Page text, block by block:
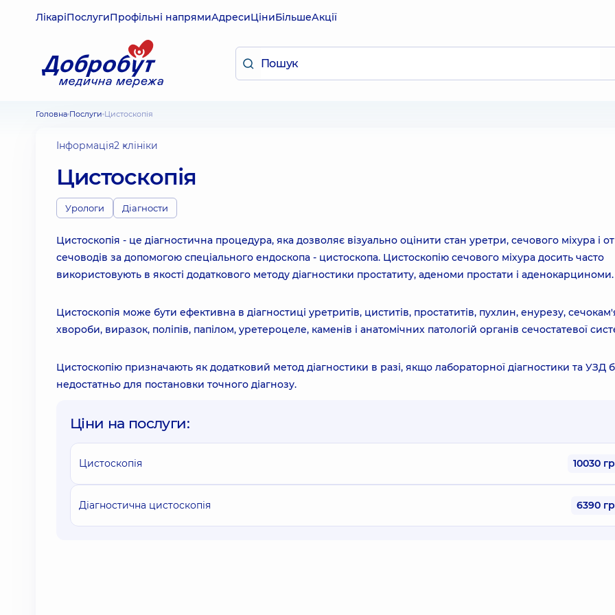
ЛікаріПослугиПрофільні напрямиАдресиЦіниБільшеАкції
Головна Послуги Цистоскопія
Інформація2 клініки
Цистоскопія
Урологи Діагности
Цистоскопія - це діагностична процедура, яка дозволяє візуально оцінити стан уретри, сечового міхура і
сечоводів за допомогою спеціального ендоскопа - цистоскопа. Цистоскопію сечового міхура досить часто
використовують в якості додаткового методу діагностики простатиту, аденоми простати і аденокарциноми.
Цистоскопія може бути ефективна в діагностиці уретритів, циститів, простатитів, пухлин, енурезу,
хвороби, виразок, поліпів, папілом, уретероцеле, каменів і анатомічних патологій органів сечостатевої
Цистоскопію призначають як додатковий метод діагностики в разі, якщо лабораторної діагностики та УЗД
недостатньо для постановки точного діагнозу.
Ціни на послуги:
Цистоскопія 10030
Діагностична цистоскопія 6390